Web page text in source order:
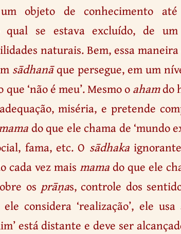
objeto de conhecimento até
qual se estava excluído, de
naturais. Bem, essa maneira
sādhanāque persegue, em um
‘não é meu’. Mesmo oahamdo
miséria, e pretende
do que ele chama de ‘mundo
fama, etc. O sādhaka
cada vez maismamado que ele
os prāṇas, controle dos
considera ‘realização’, ele usa
está distante e deve ser